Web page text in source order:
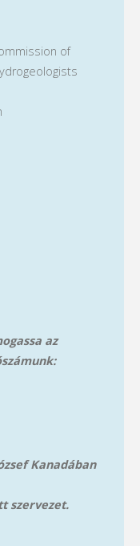
of
az
Kanadában
szervezet.